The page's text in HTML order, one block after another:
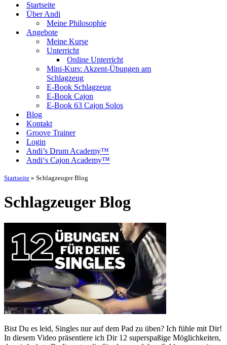
Startseite
Über Andi
Meine Philosophie
Angebote
Meine Kurse
Unterricht
Online Unterricht
Mini-Kurs: Akzent-Übungen am
Schlagzeug
E-Book Schlagzeug
E-Book Cajon
E-Book 63 Cajon Solos
Blog
Kontakt
Groove Trainer
Login
Andi’s Drum Academy™
Andi‘s Cajon Academy™
Startseite » Schlagzeuger Blog
Schlagzeuger Blog
Bist Du es leid, Singles nur auf dem Pad zu üben? Ich fühle mit Dir!
In diesem Video präsentiere ich Dir 12 superspaßige Möglichkeiten,